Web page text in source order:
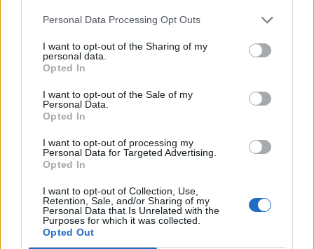
Personal Data Processing Opt Outs
I want to opt-out of the Sharing of my
personal data.
Opted In
I want to opt-out of the Sale of my
Personal Data.
Opted In
I want to opt-out of processing my
Personal Data for Targeted Advertising.
Opted In
I want to opt-out of Collection, Use,
Retention, Sale, and/or Sharing of my
Personal Data that Is Unrelated with the
Purposes for which it was collected.
Opted Out
ΤΕΛΕΥΤΑΙΑ ΝΕΑ
Ήττα για την Κ19 στην Κορυτσά-
ΠΑΝΑΙΤΩΛΙΚΟΣ
ΠΑΝΑΙΤΩΛΙΚΟΣ